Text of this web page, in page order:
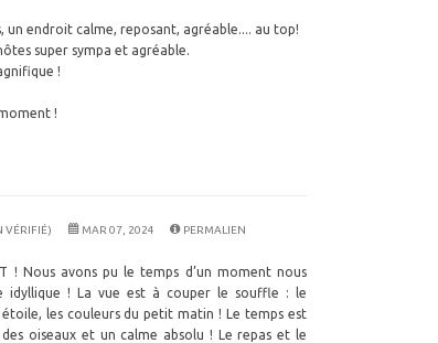
un endroit calme, reposant, agréable.... au top!
super sympa et agréable.
!
!
VÉRIFIÉ) MAR 07, 2024 PERMALIEN
! Nous avons pu le temps d’un moment nous
idyllique ! La vue est à couper le souffle : le
les couleurs du petit matin ! Le temps est
oiseaux et un calme absolu ! Le repas et le